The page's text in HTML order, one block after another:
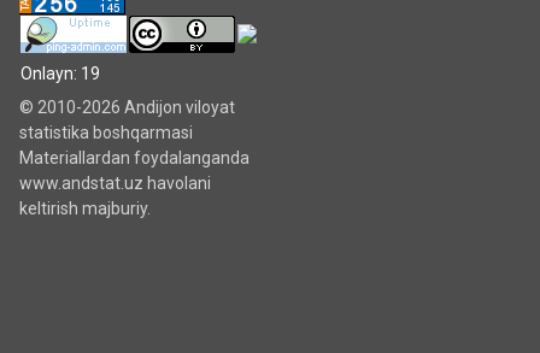
Onlayn: 19
© 2010-2026 Andijon viloyat
statistika boshqarmasi
Materiallardan foydalanganda
www.andstat.uz havolani
keltirish majburiy.